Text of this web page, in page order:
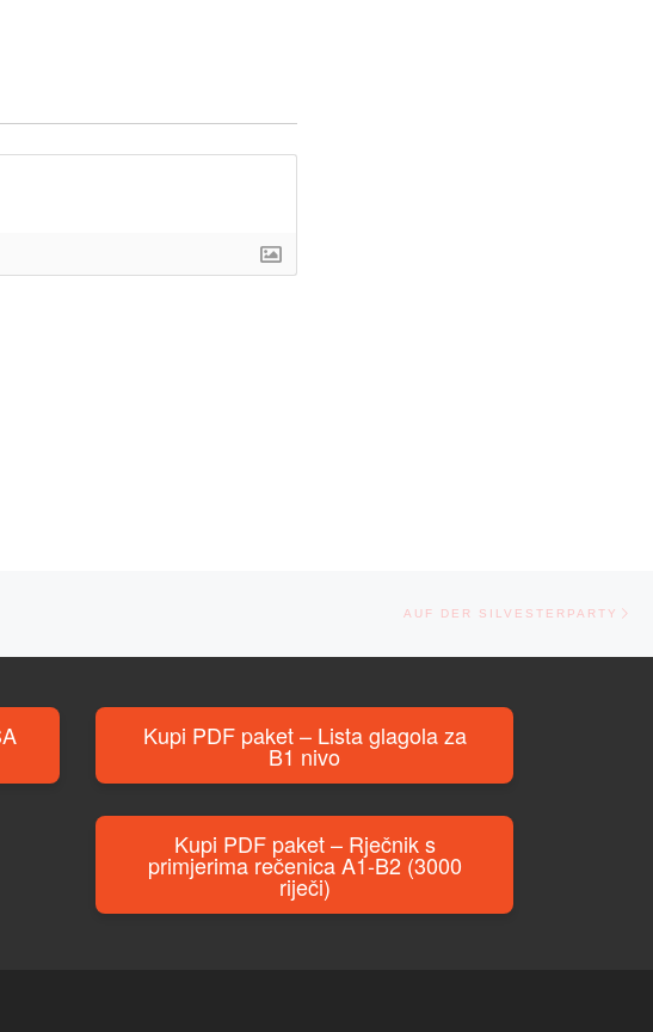
AUF DER SILVESTERPARTY
Kupi PDF paket – Lista glagola za
B1 nivo
Kupi PDF paket – Rječnik s
primjerima rečenica A1-B2 (3000
riječi)